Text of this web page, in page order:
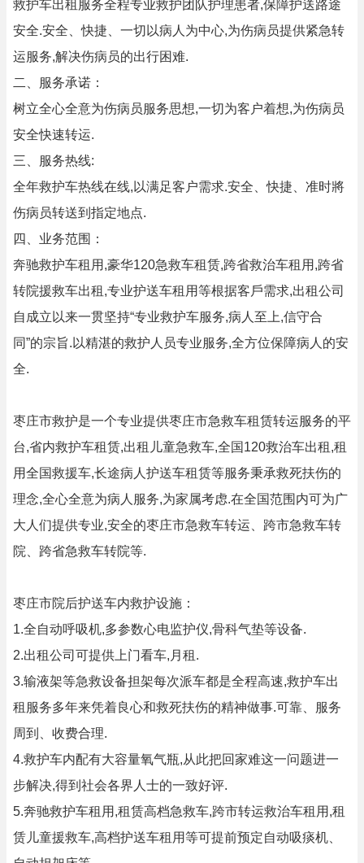
救护车出租服务全程专业救护团队护理患者,保障护送路途
安全.安全、快捷、一切以病人为中心,为伤病员提供紧急转
运服务,解决伤病员的出行困难.
二、服务承诺：
树立全心全意为伤病员服务思想,一切为客户着想,为伤病员
安全快速转运.
三、服务热线:
全年救护车热线在线,以满足客户需求.安全、快捷、准时將
伤病员转送到指定地点.
四、业务范围：
奔驰救护车租用,豪华120急救车租赁,跨省救治车租用,跨省
转院援救车出租,专业护送车租用等根据客戶需求,出租公司
自成立以来一贯坚持“专业救护车服务,病人至上,信守合
同”的宗旨.以精湛的救护人员专业服务,全方位保障病人的安
全.
枣庄市救护是一个专业提供枣庄市急救车租赁转运服务的平
台,省内救护车租赁,出租儿童急救车,全国120救治车出租,租
用全国救援车,长途病人护送车租赁等服务秉承救死扶伤的
理念,全心全意为病人服务,为家属考虑.在全国范围内可为广
大人们提供专业,安全的枣庄市急救车转运、跨市急救车转
院、跨省急救车转院等.
枣庄市院后护送车内救护设施：
1.全自动呼吸机,多参数心电监护仪,骨科气垫等设备.
2.出租公司可提供上门看车,月租.
3.输液架等急救设备担架每次派车都是全程高速,救护车出
租服务多年来凭着良心和救死扶伤的精神做事.可靠、服务
周到、收费合理.
4.救护车内配有大容量氧气瓶,从此把回家难这一问题进一
步解决,得到社会各界人士的一致好评.
5.奔驰救护车租用,租赁高档急救车,跨市转运救治车租用,租
赁儿童援救车,高档护送车租用等可提前预定自动吸痰机、